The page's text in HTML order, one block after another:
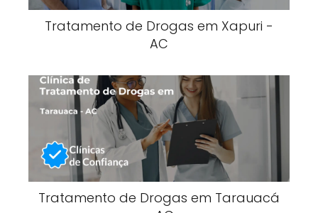
Tratamento de Drogas em Xapuri -
AC
Tratamento de Drogas em Tarauacá